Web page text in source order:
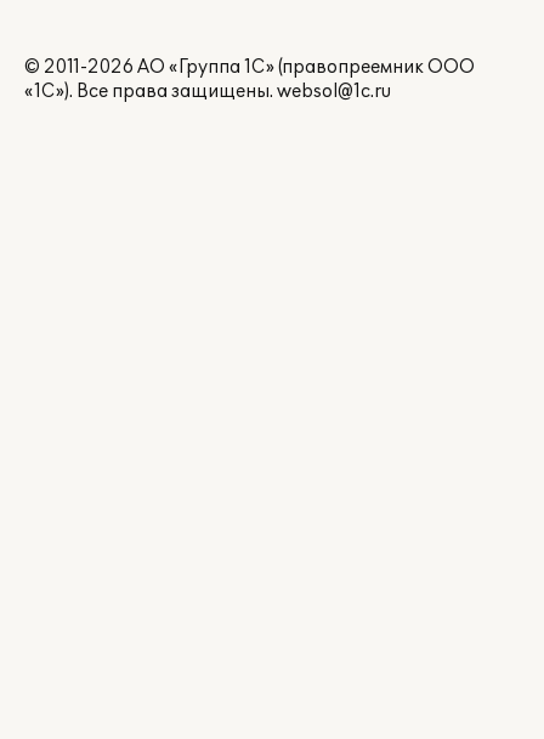
© 2011-2026 АО «Группа 1С» (правопреемник ООО
«1С»). Все права защищены. websol@1c.ru